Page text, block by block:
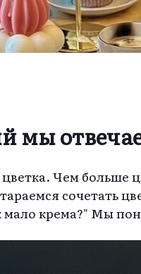
мы
Чем больше
сочетать
крема?" Мы